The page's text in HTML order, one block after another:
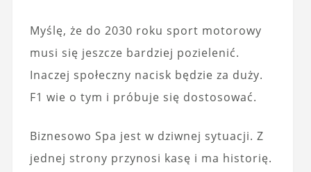
Myślę, że do 2030 roku sport motorowy
musi się jeszcze bardziej pozielenić.
Inaczej społeczny nacisk będzie za duży.
F1 wie o tym i próbuje się dostosować.
Biznesowo Spa jest w dziwnej sytuacji. Z
jednej strony przynosi kasę i ma historię.